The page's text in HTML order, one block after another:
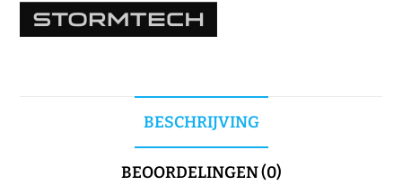
BESCHRIJVING
BEOORDELINGEN (0)